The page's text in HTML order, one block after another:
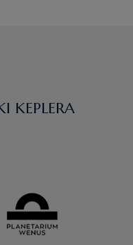
KEPLERA